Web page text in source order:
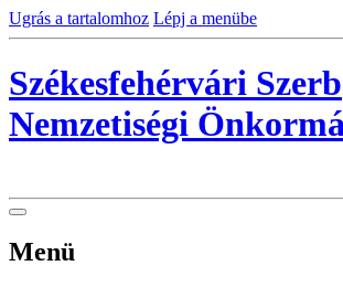
Ugrás a tartalomhoz Lépj a menübe
Székesfehérvári Szerb
Nemzetiségi
Menü